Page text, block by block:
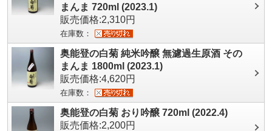
まんま 720ml (2023.1)
販売価格:2,310円
在庫数：
奥能登の白菊 純米吟醸 無濾過生原酒 その
まんま 1800ml (2023.1)
販売価格:4,620円
在庫数：
奥能登の白菊 おり吟醸 720ml (2022.4)
販売価格:2,200円